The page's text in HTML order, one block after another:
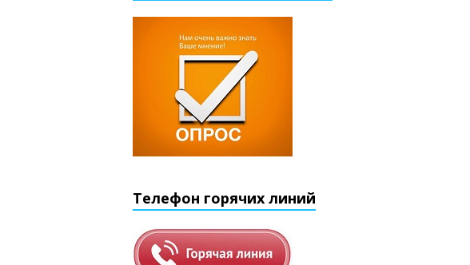
Телефон горячих линий